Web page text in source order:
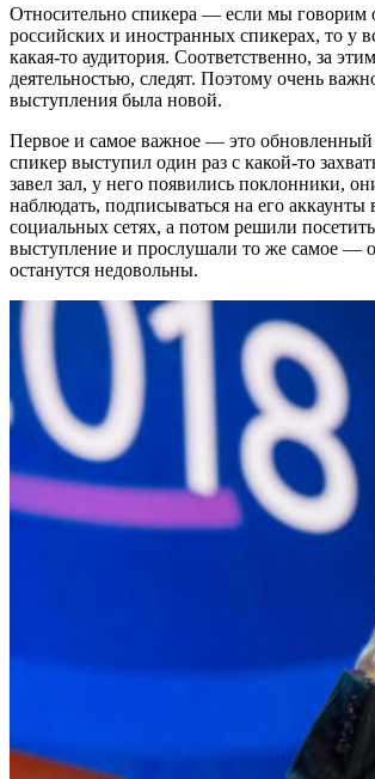
Относительно спикера — если мы говорим
российских и иностранных спикерах, то у
какая-то аудитория. Соответственно, за
деятельностью, следят. Поэтому очень
выступления была новой.
Первое и самое важное — это обновленный
спикер выступил один раз с какой-то
завел зал, у него появились поклонники,
наблюдать, подписываться на его аккаунты
социальных сетях, а потом решили
выступление и прослушали то же самое —
останутся недовольны.